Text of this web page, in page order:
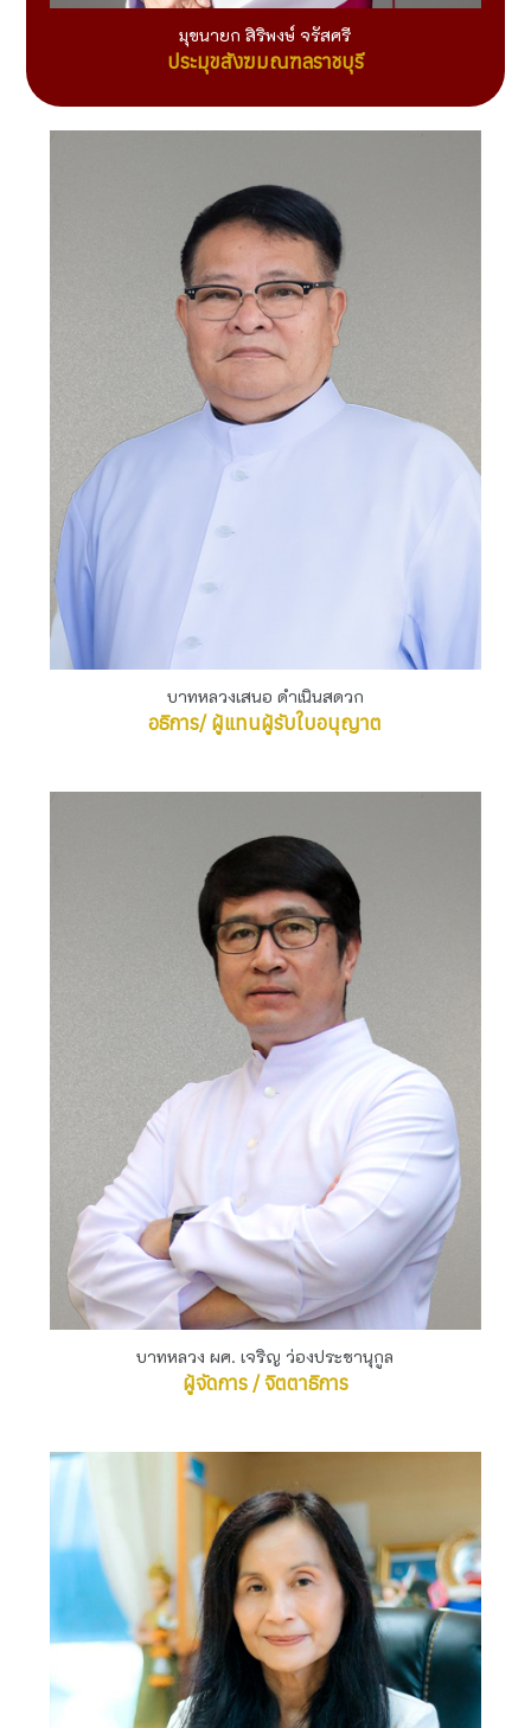
มุขนายก สิริพงษ์ จรัสศรี
ประมุขสังฆมณฑลราชบุรี
บาทหลวงเสนอ ดำเนินสดวก
อธิการ/ ผู้แทนผู้รับใบอนุญาต
บาทหลวง ผศ. เจริญ ว่องประชานุกูล
ผู้จัดการ / จิตตาธิการ